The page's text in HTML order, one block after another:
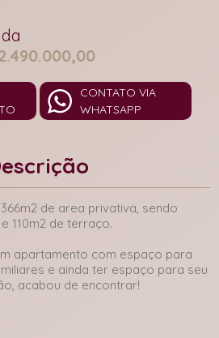
CONTATO VIA
WHATSAPP
de area privativa, sendo
110m2 de terraço.
apartamento com espaço para
e ainda ter espaço para seu
acabou de encontrar!